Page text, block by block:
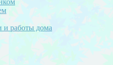
и работы дома